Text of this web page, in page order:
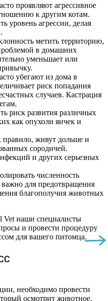
проявляют агрессивное
к другим котам.
уровень агрессии, делая
метить территорию,
в домашних
уменьшает или
убегают из дома в
риск попадания
случаев. Кастрация
риск развития различных
как опухоли яичек и
живут дольше и
сородичей.
и других серьезных
численность
для предотвращения
благополучия животных
Vet наши специалисты
и провести процедуру
для вашего питомца.
необходимо провести
осмотрит животное,